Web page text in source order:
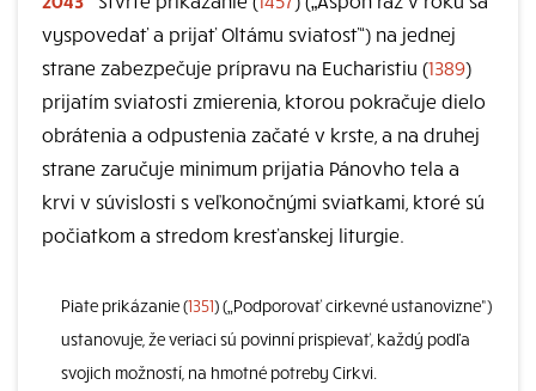
vyspovedať a prijať Oltámu sviatosť“) na jednej
strane zabezpečuje prípravu na Eucharistiu (1389)
prijatím sviatosti zmierenia, ktorou pokračuje dielo
obrátenia a odpustenia začaté v krste, a na druhej
strane zaručuje minimum prijatia Pánovho tela a
krvi v súvislosti s veľkonočnými sviatkami, ktoré sú
počiatkom a stredom kresťanskej liturgie.
Piate prikázanie (1351) („Podporovať cirkevné ustanovizne“)
ustanovuje, že veriaci sú povinní prispievať, každý podľa
svojich možností, na hmotné potreby Cirkvi.